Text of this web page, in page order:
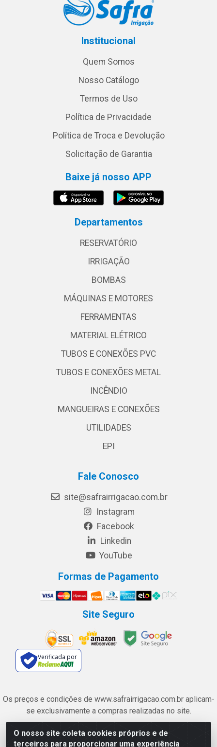
O nosso site coleta cookies próprios e de
terceiros para proporcionar uma experiência
Institucional
Quem Somos
Nosso Catálogo
Termos de Uso
Política de Privacidade
Política de Troca e Devolução
Solicitação de Garantia
Baixe já nosso APP
Departamentos
RESERVATÓRIO
IRRIGAÇÃO
BOMBAS
MÁQUINAS E MOTORES
FERRAMENTAS
MATERIAL ELÉTRICO
TUBOS E CONEXÕES PVC
TUBOS E CONEXÕES METAL
INCÊNDIO
MANGUEIRAS E CONEXÕES
UTILIDADES
EPI
Fale Conosco
site@safrairrigacao.com.br
Instagram
Facebook
Linkedin
YouTube
Formas de Pagamento
Site Seguro
Verificada por
Os preços e condições de www.safrairrigacao.com.br aplicam-
se exclusivamente a compras realizadas no site.
Safra Agrícola e Pecuária LTDA - Avenida Castelo Branco, 5330 -